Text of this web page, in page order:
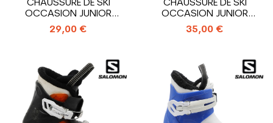
CHAUSSURE DE SKI
OCCASION JUNIOR
ROSSIGNOL HERO J3_3...
29,00 €
CHAUSSURE DE SKI
OCCASION JUNIOR
NORDICA TEAM T3_3...
35,00 €